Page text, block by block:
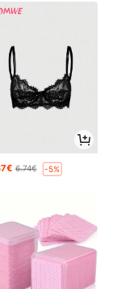
6.74€ -5%